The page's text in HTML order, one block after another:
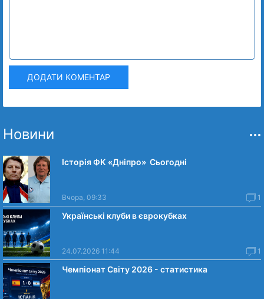
ДОДАТИ КОМЕНТАР
Новини
Історія ФК «Дніпро» Сьогодні
Вчора, 09:33 1
Українські клуби в єврокубках
24.07.2026 11:44 1
Чемпіонат Світу 2026 - статистика